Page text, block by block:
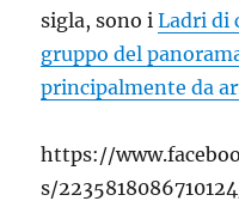
sigla, sono iLadri di
gruppo del
principalmente da
https://
s/